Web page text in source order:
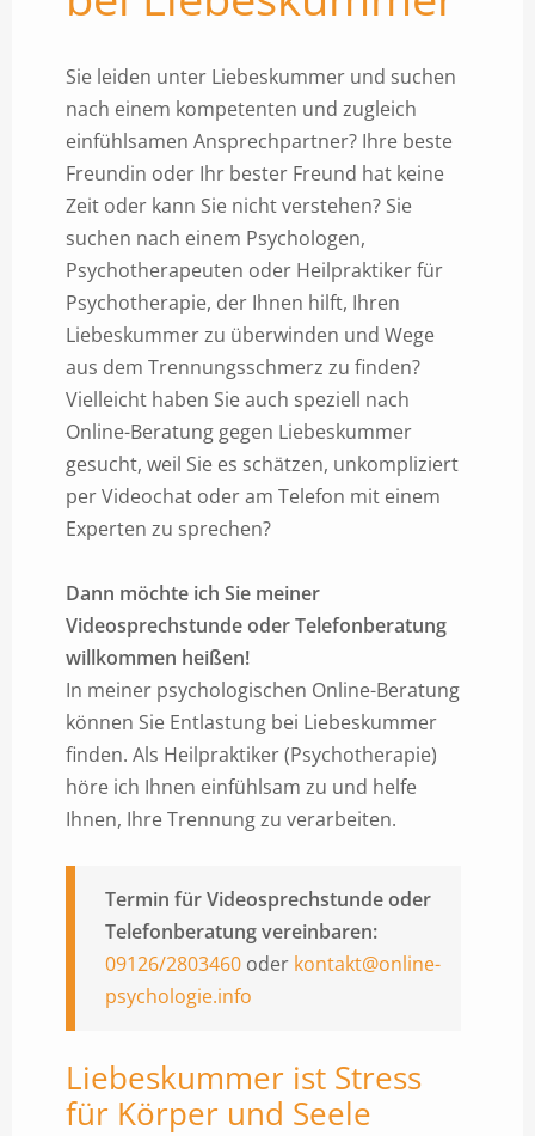
Liebeskummer
Burn-Out
Traumdeutung
Panik
Angst
Depression
Telefonberatung
Ausbildung und Vita
Philosophie
Podcast
Sie leiden unter Liebeskummer und suchen
nach einem kompetenten und zugleich
einfühlsamen Ansprechpartner? Ihre beste
Freundin oder Ihr bester Freund hat keine
Zeit oder kann Sie nicht verstehen? Sie
suchen nach einem Psychologen,
Psychotherapeuten oder Heilpraktiker für
Psychotherapie, der Ihnen hilft, Ihren
Liebeskummer zu überwinden und Wege
aus dem Trennungsschmerz zu finden?
Vielleicht haben Sie auch speziell nach
Online-Beratung gegen Liebeskummer
gesucht, weil Sie es schätzen, unkompliziert
per Videochat oder am Telefon mit einem
Experten zu sprechen?
Dann möchte ich Sie meiner
Videosprechstunde oder Telefonberatung
willkommen heißen!
In meiner psychologischen Online-Beratung
können Sie Entlastung bei Liebeskummer
finden. Als Heilpraktiker (Psychotherapie)
höre ich Ihnen einfühlsam zu und helfe
Ihnen, Ihre Trennung zu verarbeiten.
Termin für Videosprechstunde oder
Telefonberatung vereinbaren:
09126/2803460oder kontakt@online-
psychologie.info
Liebeskummer ist Stress
für Körper und Seele